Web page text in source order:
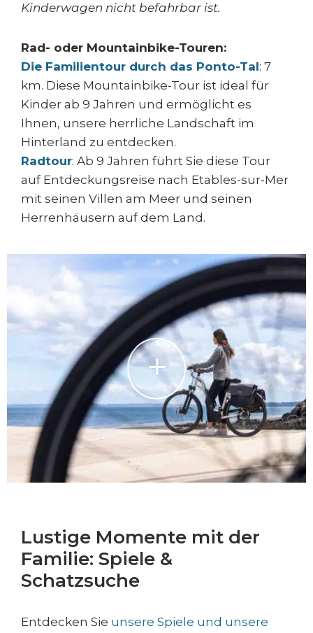
Kinderwagen nicht befahrbar ist.
Rad- oder Mountainbike-Touren:
Die Familientour durch das Ponto-Tal: 7
km. Diese Mountainbike-Tour ist ideal für
Kinder ab 9 Jahren und ermöglicht es
Ihnen, unsere herrliche Landschaft im
Hinterland zu entdecken.
Radtour: Ab 9 Jahren führt Sie diese Tour
auf Entdeckungsreise nach Etables-sur-Mer
mit seinen Villen am Meer und seinen
Herrenhäusern auf dem Land.
Lustige Momente mit der
Familie: Spiele &
Schatzsuche
Entdecken Sie unsere Spiele und unsere